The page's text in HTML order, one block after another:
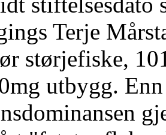
Terje
størjefiske,
utbygg.